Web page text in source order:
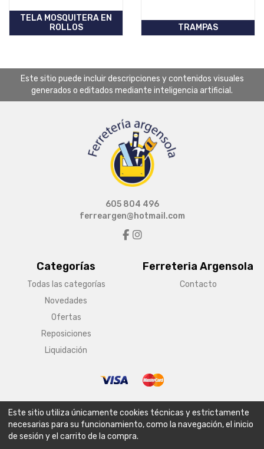
TELA MOSQUITERA EN
ROLLOS
TRAMPAS
Este sitio puede incluir descripciones y contenidos visuales
generados o editados mediante inteligencia artificial.
Categorías
Todas las categorías
Novedades
Ofertas
Reposiciones
Liquidación
Ferreteria Argensola
Contacto
605 804 496
ferreargen@hotmail.com
Aviso legal Condiciones generales de venta
Política de envío
Política de privacidad
Política de cookies
Este sitio utiliza únicamente cookies técnicas y estrictamente
necesarias para su funcionamiento, como la navegación, el inicio
de sesión y el carrito de la compra.